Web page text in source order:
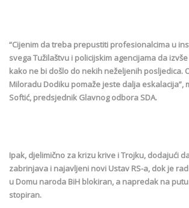
“Cijenim da treba prepustiti profesionalcima u
svega Tužilaštvu i policijskim agencijama da
kako ne bi došlo do nekih neželjenih posljedica.
Miloradu Dodiku pomaže jeste dalja eskalacija”,
Softić, predsjednik Glavnog odbora SDA.
Ipak, djelimično za krizu krive i Trojku, dodajući
zabrinjava i najavljeni novi Ustav RS-a, dok je
u Domu naroda BiH blokiran, a napredak na
stopiran.